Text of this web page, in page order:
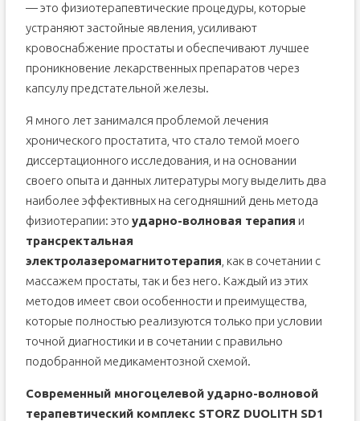
— это физиотерапевтические процедуры, которые
устраняют застойные явления, усиливают
кровоснабжение простаты и обеспечивают лучшее
проникновение лекарственных препаратов через
капсулу предстательной железы.
Я много лет занимался проблемой лечения
хронического простатита, что стало темой моего
диссертационного исследования, и на основании
своего опыта и данных литературы могу выделить два
наиболее эффективных на сегодняшний день метода
физиотерапии: это ударно-волновая терапия и
трансректальная
электролазеромагнитотерапия , как в сочетании с
массажем простаты, так и без него. Каждый из этих
методов имеет свои особенности и преимущества,
которые полностью реализуются только при условии
точной диагностики и в сочетании с правильно
подобранной медикаментозной схемой.
Современный многоцелевой ударно-волновой
терапевтический комплекс STORZ DUOLITH SD1